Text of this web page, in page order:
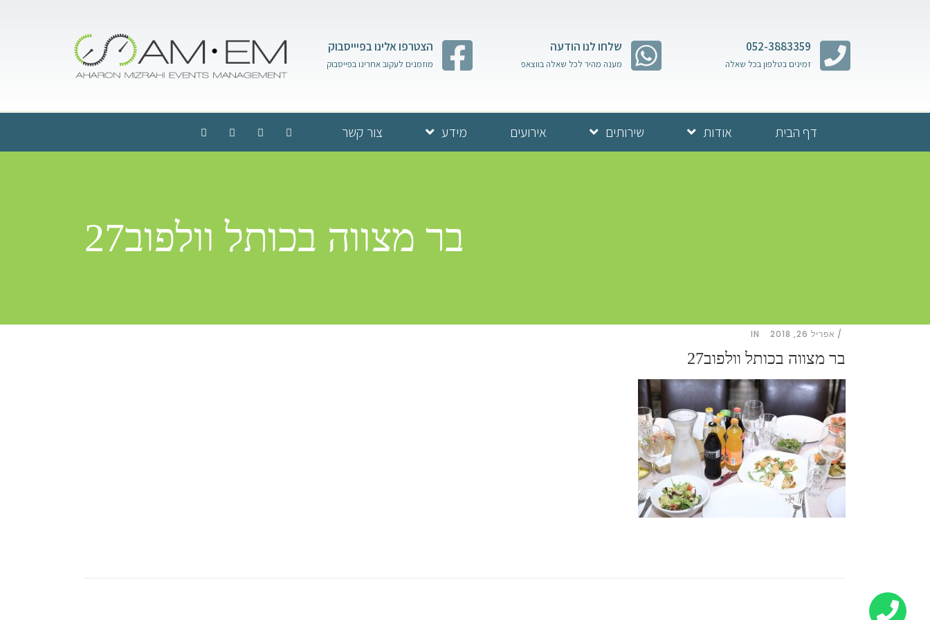
052-3883359
זמינים בטלפון בכל שאלה
שלחו לנו הודעה
מענה מהיר לכל שאלה בווצאפ
הצטרפו אלינו בפיייסבוק
מוזמנים לעקוב אחרינו בפייסבוק
דף הבית אודות שירותים אירועים מידע צור קשר
בר מצווה בכותל וולפוב27
אפריל 26, 2018 IN
בר מצווה בכותל וולפוב27